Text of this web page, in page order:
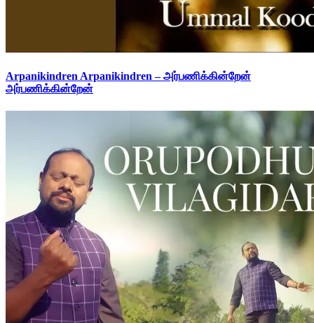
Arpanikindren Arpanikindren – அர்பணிக்கின்றேன்
அர்பணிக்கின்றேன்